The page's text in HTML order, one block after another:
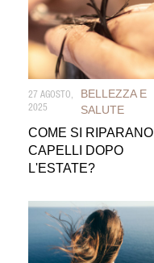
27 AGOSTO,
2025
BELLEZZA E
SALUTE
COME SI RIPARANO I
CAPELLI DOPO
L'ESTATE?